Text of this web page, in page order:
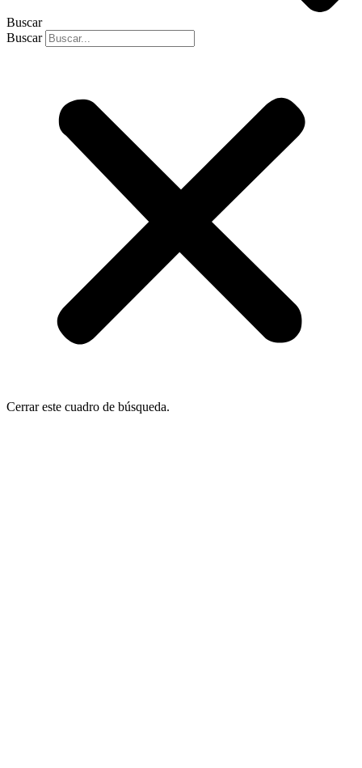
Buscar
Buscar
Cerrar este cuadro de búsqueda.